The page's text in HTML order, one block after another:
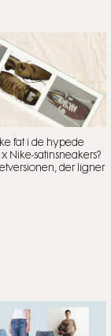
fat i de hypede
Nike-satinsneakers?
der ligner